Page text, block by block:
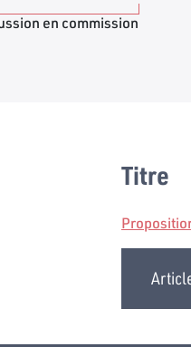
en commission
Titre